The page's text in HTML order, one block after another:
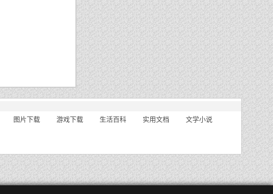
图片下载 游戏下载 生活百科 实用文档
文学小说